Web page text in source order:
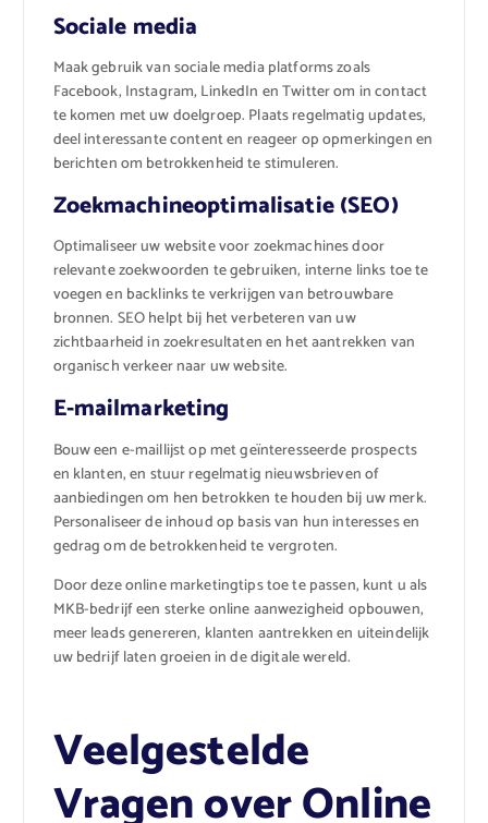
Sociale media
Maak gebruik van sociale media platforms zoals
Facebook, Instagram, LinkedIn en Twitter om in contact
te komen met uw doelgroep. Plaats regelmatig updates,
deel interessante content en reageer op opmerkingen en
berichten om betrokkenheid te stimuleren.
Zoekmachineoptimalisatie (SEO)
Optimaliseer uw website voor zoekmachines door
relevante zoekwoorden te gebruiken, interne links toe te
voegen en backlinks te verkrijgen van betrouwbare
bronnen. SEO helpt bij het verbeteren van uw
zichtbaarheid in zoekresultaten en het aantrekken van
organisch verkeer naar uw website.
E-mailmarketing
Bouw een e-maillijst op met geïnteresseerde prospects
en klanten, en stuur regelmatig nieuwsbrieven of
aanbiedingen om hen betrokken te houden bij uw merk.
Personaliseer de inhoud op basis van hun interesses en
gedrag om de betrokkenheid te vergroten.
Door deze online marketingtips toe te passen, kunt u als
MKB-bedrijf een sterke online aanwezigheid opbouwen,
meer leads genereren, klanten aantrekken en uiteindelijk
uw bedrijf laten groeien in de digitale wereld.
Veelgestelde
Vragen over Online